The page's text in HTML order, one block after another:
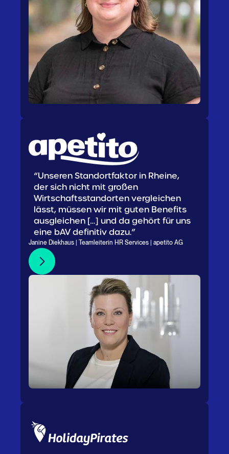
“Unseren Standortfaktor in Rheine,
der sich nicht mit großen
Wirtschaftsstandorten vergleichen
lässt, müssen wir mit guten Benefits
ausgleichen […] und da gehört für uns
eine bAV definitiv dazu.”
Janine Diekhaus | Teamleiterin HR Services | apetito AG